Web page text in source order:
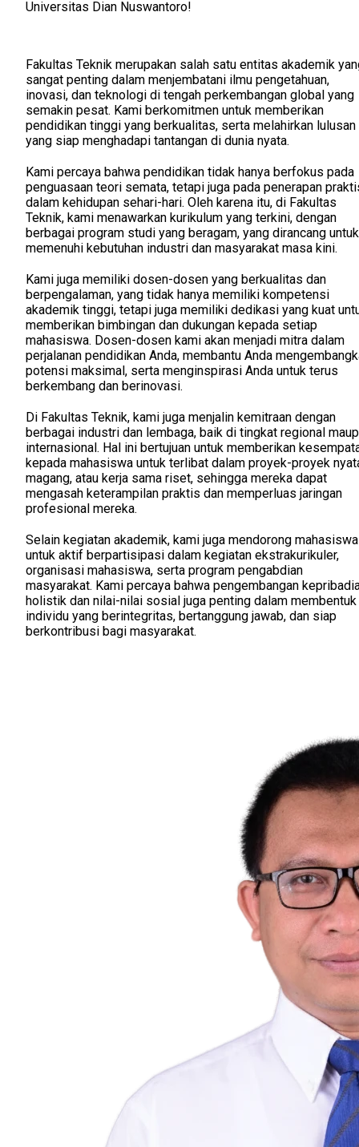
Universitas Dian Nuswantoro!
Fakultas Teknik merupakan salah satu entitas akademik
sangat penting dalam menjembatani ilmu pengetahuan,
inovasi, dan teknologi di tengah perkembangan global yang
semakin pesat. Kami berkomitmen untuk memberikan
pendidikan tinggi yang berkualitas, serta melahirkan lulusan
yang siap menghadapi tantangan di dunia nyata.
Kami percaya bahwa pendidikan tidak hanya berfokus pada
penguasaan teori semata, tetapi juga pada penerapan
dalam kehidupan sehari-hari. Oleh karena itu, di Fakultas
Teknik, kami menawarkan kurikulum yang terkini, dengan
berbagai program studi yang beragam, yang dirancang untuk
memenuhi kebutuhan industri dan masyarakat masa kini.
Kami juga memiliki dosen-dosen yang berkualitas dan
berpengalaman, yang tidak hanya memiliki kompetensi
akademik tinggi, tetapi juga memiliki dedikasi yang kuat
memberikan bimbingan dan dukungan kepada setiap
mahasiswa. Dosen-dosen kami akan menjadi mitra dalam
perjalanan pendidikan Anda, membantu Anda
potensi maksimal, serta menginspirasi Anda untuk terus
berkembang dan berinovasi.
Di Fakultas Teknik, kami juga menjalin kemitraan dengan
berbagai industri dan lembaga, baik di tingkat regional
internasional. Hal ini bertujuan untuk memberikan
kepada mahasiswa untuk terlibat dalam proyek-proyek
magang, atau kerja sama riset, sehingga mereka dapat
mengasah keterampilan praktis dan memperluas jaringan
profesional mereka.
Selain kegiatan akademik, kami juga mendorong mahasiswa
untuk aktif berpartisipasi dalam kegiatan ekstrakurikuler,
organisasi mahasiswa, serta program pengabdian
masyarakat. Kami percaya bahwa pengembangan
holistik dan nilai-nilai sosial juga penting dalam membentuk
individu yang berintegritas, bertanggung jawab, dan siap
berkontribusi bagi masyarakat.